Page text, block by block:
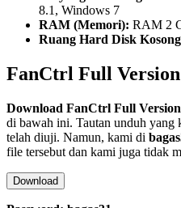
8.1, Windows 7
RAM (Memori): RAM 2
Ruang Hard Disk
FanCtrl Full
Download FanCtrl Full Version
di bawah ini. Tautan unduh yang
telah diuji. Namun, kami di
file tersebut dan kami juga tidak
Download